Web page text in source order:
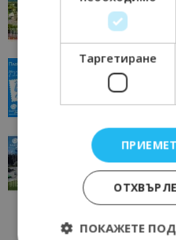
отвъд
Петрич
“Пощенска
всички времена
“Пощенска
традициите,
17/06/
Таргетиране
ПОКАЖЕТЕ